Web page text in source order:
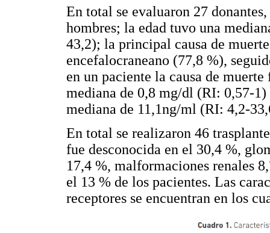
En total se evaluaron 27
hombres; la edad tuvo una
43,2); la principal causa de
encefalocraneano (77,8 %),
en un paciente la causa de
mediana de 0,8 mg/dl (RI: 0,57-
mediana de 11,1ng/ml (RI: 4,2-
En total se realizaron 46
fue desconocida en el 30,4 %,
17,4 %, malformaciones renales
el 13 % de los pacientes. Las
receptores se encuentran en los